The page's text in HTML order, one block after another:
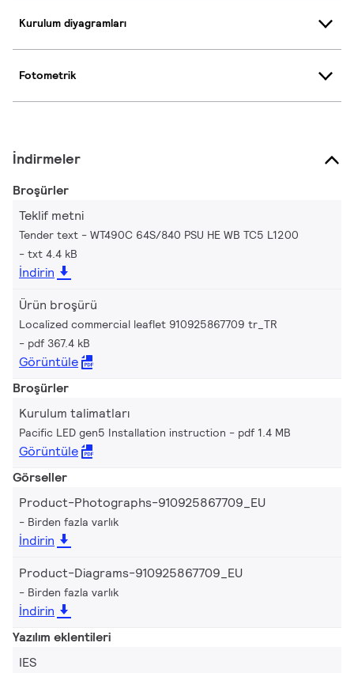
Kurulum diyagramları
Fotometrik
İndirmeler
Broşürler
Teklif metni
Tender text - WT490C 64S/840 PSU HE WB TC5 L1200
txt 4.4 kB
İndirin
Ürün broşürü
Localized commercial leaflet 910925867709 tr_TR
pdf 367.4 kB
Görüntüle
Broşürler
Kurulum talimatları
Pacific LED gen5 Installation instruction pdf 1.4 MB
Görüntüle
Görseller
Product-Photographs-910925867709_EU
Birden fazla varlık
İndirin
Product-Diagrams-910925867709_EU
Birden fazla varlık
İndirin
Yazılım eklentileri
IES